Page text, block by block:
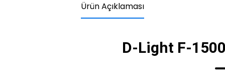
Ürün Açıklaması
D-Light F-